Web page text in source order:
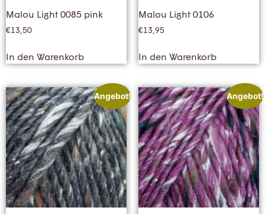
Malou Light 0085 pink
€13,50
In den Warenkorb
Malou Light 0106
€13,95
In den Warenkorb
Angebot! Angebot!